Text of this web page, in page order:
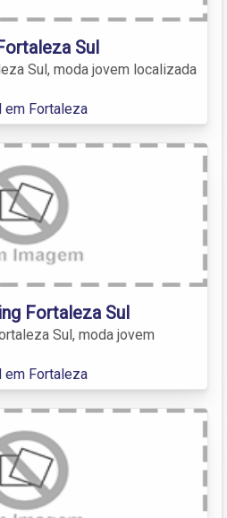
Sul
Sul, moda jovem localizada
em Fortaleza
Fortaleza Sul
Sul, moda jovem
em Fortaleza